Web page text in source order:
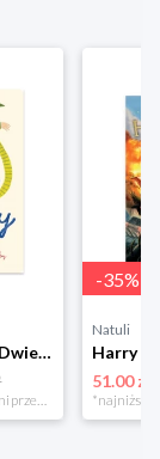
Przeplatalińscy Dwie siostry
*najniższa cena z 30 dni przed obniżką
-35%
Natuli
51.00 zł